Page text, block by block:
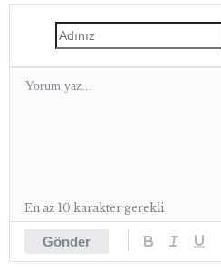
Gönder
En az 10 karakter gerekli